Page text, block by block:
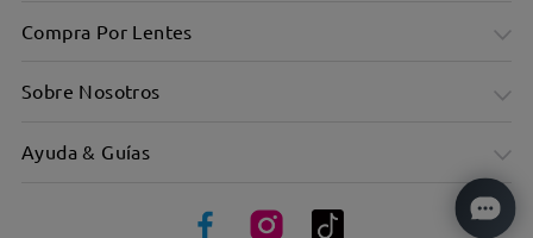
Compra Por Lentes
Sobre Nosotros
Ayuda & Guías